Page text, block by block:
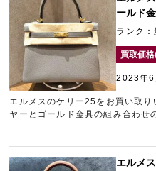
ールド
ランク：
買取価
2023年6
エルメスのケリー25をお買い取
ヤーとゴールド金具の組み合わせ
ただけたため、高価買取させて
り[…]
エルメ